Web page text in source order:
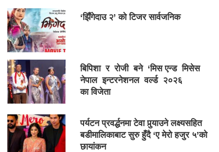
‘झिँगेदाउ २’ को टिजर सार्वजनिक
बिपिशा र रोजी बने ‘मिस एन्ड मिसेस
नेपाल इन्टरनेशनल वर्ल्ड २०२६
का विजेता
पर्यटन प्रवर्द्धनमा टेवा पुर्‍याउने लक्ष्यसहित
बडीमालिकाबाट सुरु हुँदै ‘ए मेरो हजुर ५’को
छायांकन